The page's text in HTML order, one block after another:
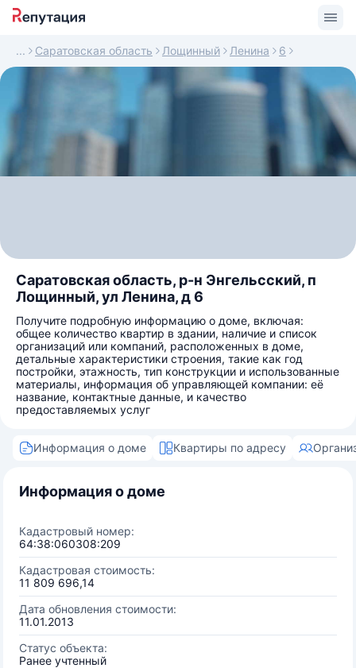
Саратовская область Лощинный Ленина 6
Саратовская область, р-н Энгельсский, п
Лощинный, ул Ленина, д 6
Получите подробную информацию о доме, включая:
общее количество квартир в здании, наличие и список
организаций или компаний, расположенных в доме,
детальные характеристики строения, такие как год
постройки, этажность, тип конструкции и использованные
материалы, информация об управляющей компании: её
название, контактные данные, и качество
предоставляемых услуг
Информация о доме Квартиры по адресу
Информация о доме
Кадастровый номер:
64:38:060308:209
Кадастровая стоимость:
11 809 696,14
Дата обновления стоимости:
11.01.2013
Статус объекта:
Ранее учтенный